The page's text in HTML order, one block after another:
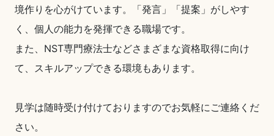
境作りを心がけています。「発言」「提案」がしやす
く、個人の能力を発揮できる職場です。
また、NST専門療法士などさまざまな資格取得に向け
て、スキルアップできる環境もあります。
見学は随時受け付けておりますのでお気軽にご連絡くだ
さい。